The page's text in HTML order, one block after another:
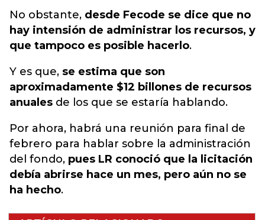
No obstante, desde Fecode se dice que no
hay intensión de administrar los recursos, y
que tampoco es posible hacerlo.
Y es que, se estima que son
aproximadamente $12 billones de recursos
anuales de los que se estaría hablando.
Por ahora, habrá una reunión para final de
febrero para hablar sobre la administración
del fondo, pues LR conoció que la licitación
debía abrirse hace un mes, pero aún no se
ha hecho.